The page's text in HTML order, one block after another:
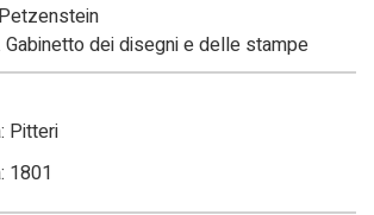
Gabinetto dei disegni e delle stampe
Pitteri
1801